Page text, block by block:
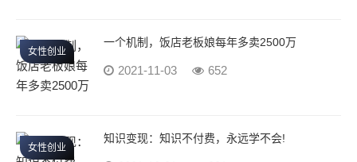
女性创业
一个机制，饭店老板娘每年多卖2500万
2021-11-03 652
女性创业
知识变现：知识不付费，永远学不会!